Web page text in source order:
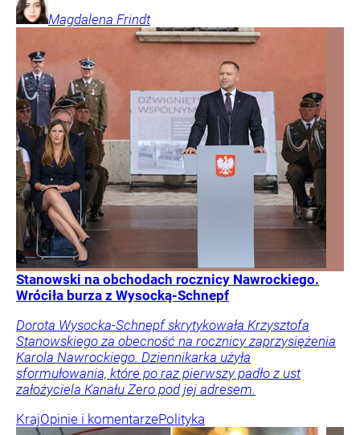
Magdalena Frindt
Stanowski na obchodach rocznicy Nawrockiego.
Wróciła burza z Wysocką-Schnepf
Dorota Wysocka-Schnepf skrytykowała Krzysztofa
Stanowskiego za obecność na rocznicy zaprzysiężenia
Karola Nawrockiego. Dziennikarka użyła
sformułowania, które po raz pierwszy padło z ust
założyciela Kanału Zero pod jej adresem.
KrajOpinie i komentarzePolityka